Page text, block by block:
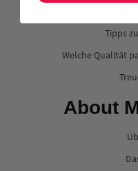
Tipps
Welche Qualität
About